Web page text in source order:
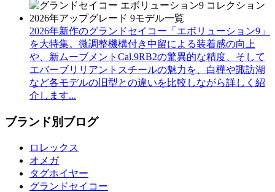
2026年新作のグランドセイコー「エボリューション9」
を大特集。微調整機構付き中留による装着感の向上
や、新ムーブメントCal.9RB2の驚異的な精度、そして
エバーブリリアントスチールの魅力を、白樺や諏訪湖
など各モデルの旧型との違いを比較しながら詳しく紹
介します...
ブランド別ブログ
ロレックス
オメガ
タグホイヤー
グランドセイコー